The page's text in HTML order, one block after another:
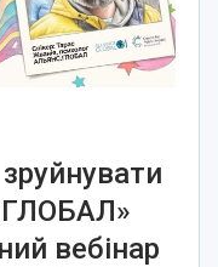
вебінар